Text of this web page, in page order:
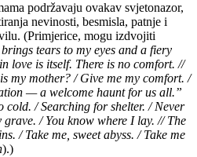
podržavaju ovakav svjetonazor,
nevinosti, besmisla, patnje i
(Primjerice, mogu izdvojiti
tears to my eyes and a fiery
love is itself. There is no comfort. //
my mother? / Give me my comfort. /
— a welcome haunt for us all.”
cold. / Searching for shelter. / Never
/ You know where I lay. // The
/ Take me, sweet abyss. / Take me
).)